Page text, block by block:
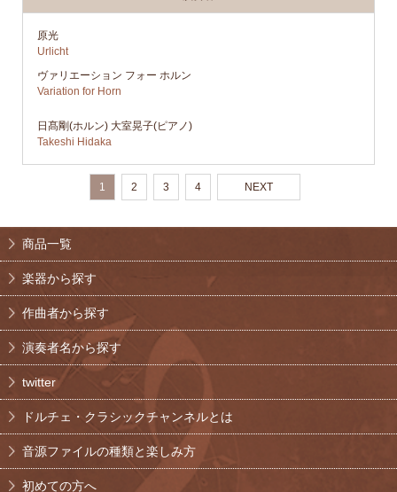
原光
Urlicht
ヴァリエーション フォー ホルン
Variation for Horn
日髙剛(ホルン) 大室晃子(ピアノ)
Takeshi Hidaka
1 2 3 4 NEXT
商品一覧
楽器から探す
作曲者から探す
演奏者名から探す
twitter
ドルチェ・クラシックチャンネルとは
音源ファイルの種類と楽しみ方
初めての方へ